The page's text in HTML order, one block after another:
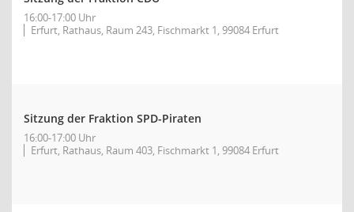
16:00-17:00 Uhr
Erfurt, Rathaus, Raum 243, Fischmarkt 1, 99084 Erfurt
Sitzung der Fraktion SPD-Piraten
16:00-17:00 Uhr
Erfurt, Rathaus, Raum 403, Fischmarkt 1, 99084 Erfurt